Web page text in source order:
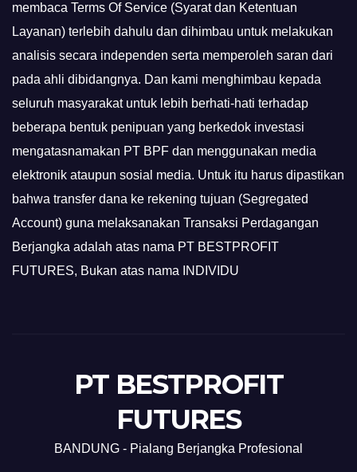
membaca Terms Of Service (Syarat dan Ketentuan
Layanan) terlebih dahulu dan dihimbau untuk melakukan
analisis secara independen serta memperoleh saran dari
pada ahli dibidangnya. Dan kami menghimbau kepada
seluruh masyarakat untuk lebih berhati-hati terhadap
beberapa bentuk penipuan yang berkedok investasi
mengatasnamakan PT BPF dan menggunakan media
elektronik ataupun sosial media. Untuk itu harus dipastikan
bahwa transfer dana ke rekening tujuan (Segregated
Account) guna melaksanakan Transaksi Perdagangan
Berjangka adalah atas nama PT BESTPROFIT
FUTURES, Bukan atas nama INDIVIDU
PT BESTPROFIT
FUTURES
BANDUNG - Pialang Berjangka Profesional